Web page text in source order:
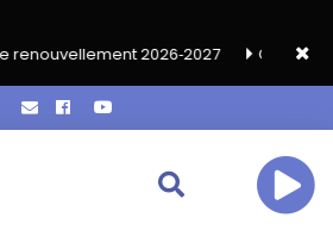
2026‑2027 Grand café de